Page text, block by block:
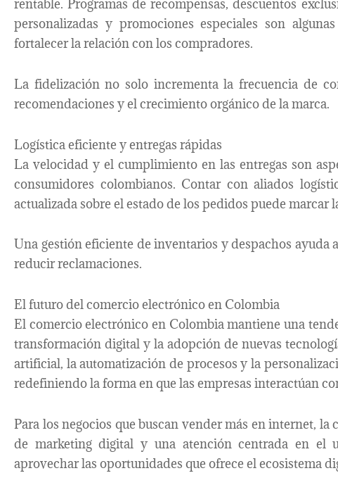
rentable. Programas de recompensas, descuentos
personalizadas y promociones especiales son
fortalecer la relación con los compradores.
La fidelización no solo incrementa la frecuencia de
recomendaciones y el crecimiento orgánico de la marca.
Logística eficiente y entregas rápidas
La velocidad y el cumplimiento en las entregas son
consumidores colombianos. Contar con aliados
actualizada sobre el estado de los pedidos puede marcar
Una gestión eficiente de inventarios y despachos ayuda
reducir reclamaciones.
El futuro del comercio electrónico en Colombia
El comercio electrónico en Colombia mantiene una
transformación digital y la adopción de nuevas
artificial, la automatización de procesos y la
redefiniendo la forma en que las empresas interactúan
Para los negocios que buscan vender más en internet,
de marketing digital y una atención centrada en el
aprovechar las oportunidades que ofrece el ecosistema